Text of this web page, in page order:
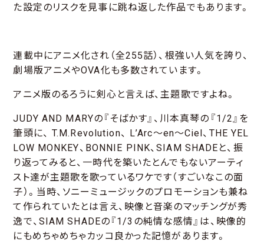
た設定のリスクを見事に跳ね返した作品でもあります。
連載中にアニメ化され（全255話）、根強い人気を誇り、
劇場版アニメやOVA化も多数されています。
アニメ版のるろうに剣心と言えば、主題歌ですよね。
JUDY AND MARYの『そばかす』、川本真琴の『1/2』を
筆頭に、 T.M.Revolution、 L’Arc〜en〜Ciel、THE YEL
LOW MONKEY、BONNIE PINK、SIAM SHADEと、振
り返ってみると、一時代を築いたとんでもないアーティ
スト達が主題歌を歌っているワケです（すごいなこの面
子）。当時、ソニーミュージックのプロモーションも兼ね
て作られていたとは言え、映像と音楽のマッチングが秀
逸で、SIAM SHADEの『1/3の純情な感情』は、映像的
にもめちゃめちゃカッコ良かった記憶があります。